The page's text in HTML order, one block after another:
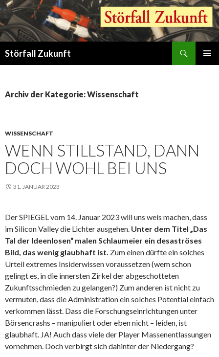
Störfall Zukunft
Archiv der Kategorie: Wissenschaft
WISSENSCHAFT
WENN STILLSTAND, DANN
DOCH WOHL BEI UNS
31. JANUAR 2023
Der SPIEGEL vom 14. Januar 2023 will uns weis machen, dass
im Silicon Valley die Lichter ausgehen. Unter dem Titel „Das
Tal der Ideenlosen“ malen Schlaumeier ein desaströses
Bild, das wenig glaubhaft ist. Zum einen dürfte ein solches
Urteil extremes Insiderwissen voraussetzen (wem schon
gelingt es, in die innersten Zirkel der abgeschotteten
Zukunftsschmieden zu gelangen?) Zum anderen ist nicht zu
vermuten, dass die Administration ein solches Potential einfach
verkommen lässt. Dass die Forschungseinrichtungen unter
Börsencrashs – manipuliert oder eben nicht – leiden, ist
glaubhaft. JA! Auch dass viele der Player Massenentlassungen
vornehmen. Doch verbirgt sich dahinter der Niedergang?